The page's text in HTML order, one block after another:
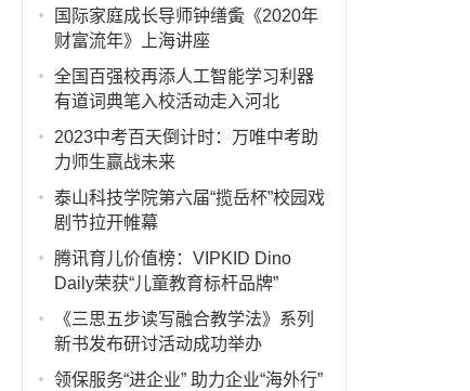
国际家庭成长导师钟缮夤《2020年
财富流年》上海讲座
全国百强校再添人工智能学习利器
有道词典笔入校活动走入河北
2023中考百天倒计时：万唯中考助
力师生赢战未来
泰山科技学院第六届“揽岳杯”校园戏
剧节拉开帷幕
腾讯育儿价值榜：VIPKID Dino
Daily荣获“儿童教育标杆品牌”
《三思五步读写融合教学法》系列
新书发布研讨活动成功举办
领保服务“进企业” 助力企业“海外行”